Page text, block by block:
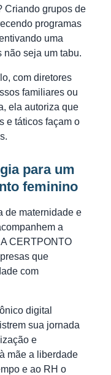
Criando grupos de
programas
uma
não seja um tabu.
com diretores
familiares ou
ela autoriza que
e táticos façam o
para um
feminino
de maternidade e
a
CERTPONTO
que
com
digital
sua jornada
e
mãe a liberdade
e ao RH o